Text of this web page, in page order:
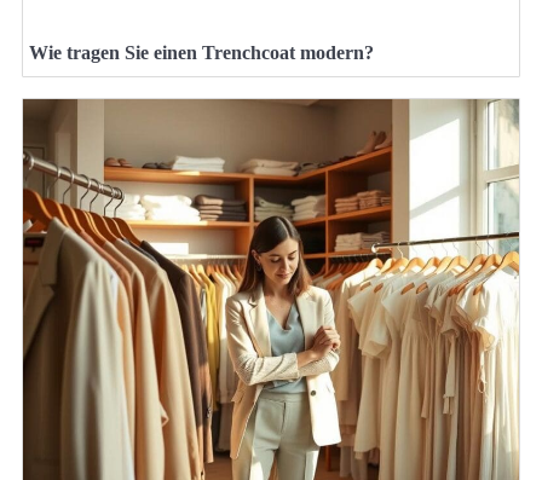
Wie tragen Sie einen Trenchcoat modern?